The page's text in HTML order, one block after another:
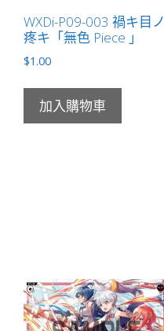
カ
ー
ニ
（嘉
WXDi-P09-003 禍キ目ノ
疼キ「無色 Piece 」
$1.00
加入購物車